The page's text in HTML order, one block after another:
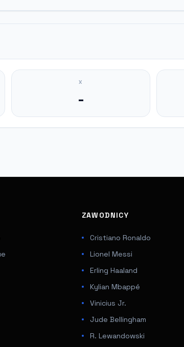
X
-
ZAWODNICY
Cristiano Ronaldo
Lionel Messi
Erling Haaland
Kylian Mbappé
Vinicius Jr.
Jude Bellingham
R. Lewandowski